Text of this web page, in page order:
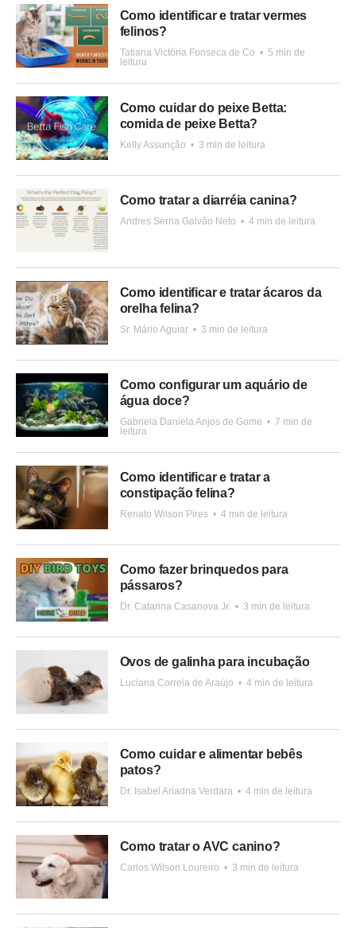
Como identificar e tratar vermes
felinos?
Tatiana Victória Fonseca de Co • 5 min de
leitura
Como cuidar do peixe Betta:
comida de peixe Betta?
Kelly Assunção • 3 min de leitura
Como tratar a diarréia canina?
Andres Serna Galvão Neto • 4 min de leitura
Como identificar e tratar ácaros da
orelha felina?
Sr. Mário Aguiar • 3 min de leitura
Como configurar um aquário de
água doce?
Gabriela Daniela Anjos de Gome • 7 min de
leitura
Como identificar e tratar a
constipação felina?
Renato Wilson Pires • 4 min de leitura
Como fazer brinquedos para
pássaros?
Dr. Catarina Casanova Jr. • 3 min de leitura
Ovos de galinha para incubação
Luciana Correia de Araújo • 4 min de leitura
Como cuidar e alimentar bebês
patos?
Dr. Isabel Ariadna Verdara • 4 min de leitura
Como tratar o AVC canino?
Carlos Wilson Loureiro • 3 min de leitura